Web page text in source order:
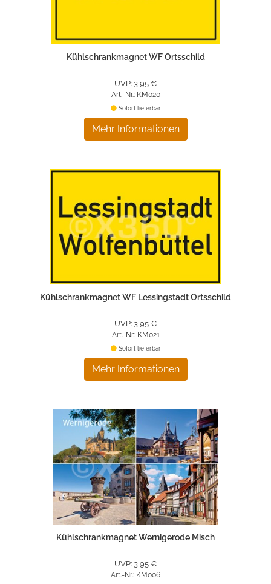
Kühlschrankmagnet WF Ortsschild
UVP: 3,95 €
Art.-Nr.: KM020
Mehr Informationen
Sofort lieferbar
Kühlschrankmagnet WF Lessingstadt Ortsschild
UVP: 3,95 €
Art.-Nr.: KM021
Mehr Informationen
Sofort lieferbar
Kühlschrankmagnet Wernigerode Misch
UVP: 3,95 €
Art.-Nr.: KM006